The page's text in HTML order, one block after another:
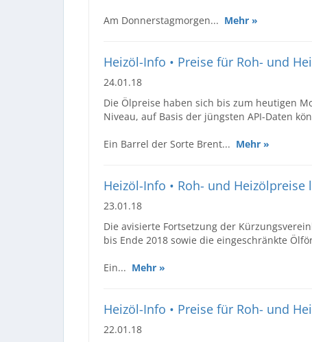
Am Donnerstagmorgen... Mehr »
Heizöl-Info • Preise für Roh- und
24.01.18
Die Ölpreise haben sich bis zum heutigen
Niveau, auf Basis der jüngsten API-Daten
Ein Barrel der Sorte Brent... Mehr »
Heizöl-Info • Roh- und Heizölpreise
23.01.18
Die avisierte Fortsetzung der
bis Ende 2018 sowie die eingeschränkte
Ein... Mehr »
Heizöl-Info • Preise für Roh- und
22.01.18